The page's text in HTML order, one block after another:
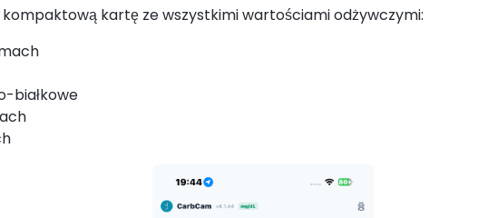
kartę ze wszystkimi wartościami odżywczymi:
białkowe